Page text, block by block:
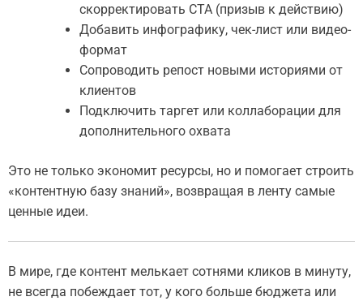
скорректировать CTA (призыв к действию)
Добавить инфографику, чек-лист или видео-
формат
Сопроводить репост новыми историями от
клиентов
Подключить таргет или коллаборации для
дополнительного охвата
Это не только экономит ресурсы, но и помогает строить
«контентную базу знаний», возвращая в ленту самые
ценные идеи.
В мире, где контент мелькает сотнями кликов в минуту,
не всегда побеждает тот, у кого больше бюджета или